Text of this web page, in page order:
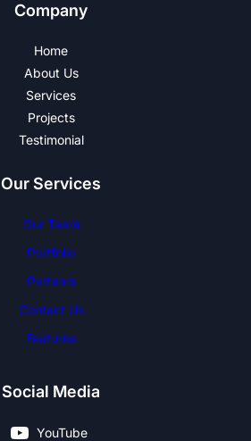
Company
Home
About Us
Services
Projects
Testimonial
Our Services
Our Team
Portfolio
Partenrs
Contact Us
Features
Social Media
YouTube